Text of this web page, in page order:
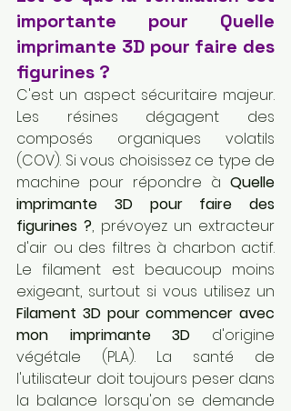
importante pour Quelle
imprimante 3D pour faire des
figurines ?
C'est un aspect sécuritaire majeur.
Les résines dégagent des
composés organiques volatils
(COV). Si vous choisissez ce type de
machine pour répondre à Quelle
imprimante 3D pour faire des
figurines ?, prévoyez un extracteur
d'air ou des filtres à charbon actif.
Le filament est beaucoup moins
Filament 3D pour commencer avec
mon imprimante 3D d'origine
végétale (PLA). La santé de
l'utilisateur doit toujours peser dans